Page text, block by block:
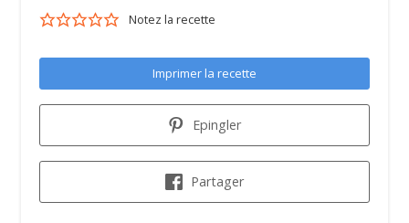
Notez la recette
Imprimer la recette
Epingler
Partager